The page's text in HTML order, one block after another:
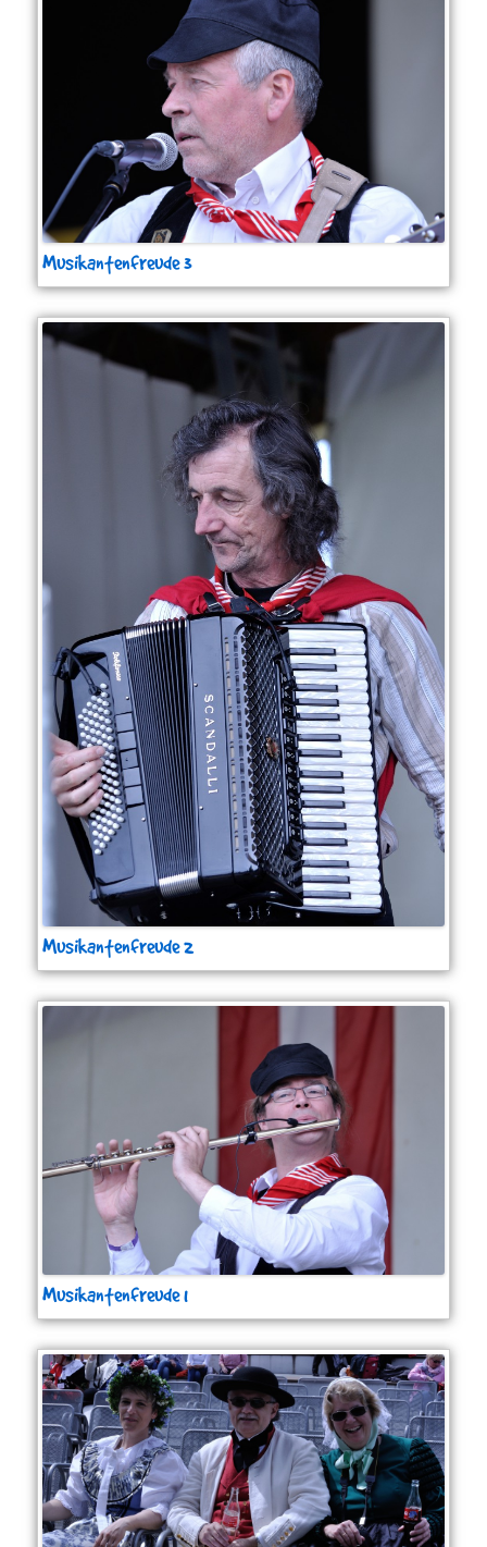
Musikantenfreude 3
Musikantenfreude 2
Musikantenfreude 1